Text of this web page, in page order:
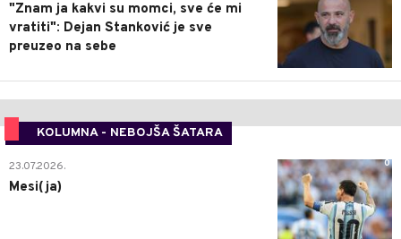
"Znam ja kakvi su momci, sve će mi
vratiti": Dejan Stanković je sve
preuzeo na sebe
KOLUMNA - NEBOJŠA ŠATARA
0
23.07.2026.
Mesi(ja)